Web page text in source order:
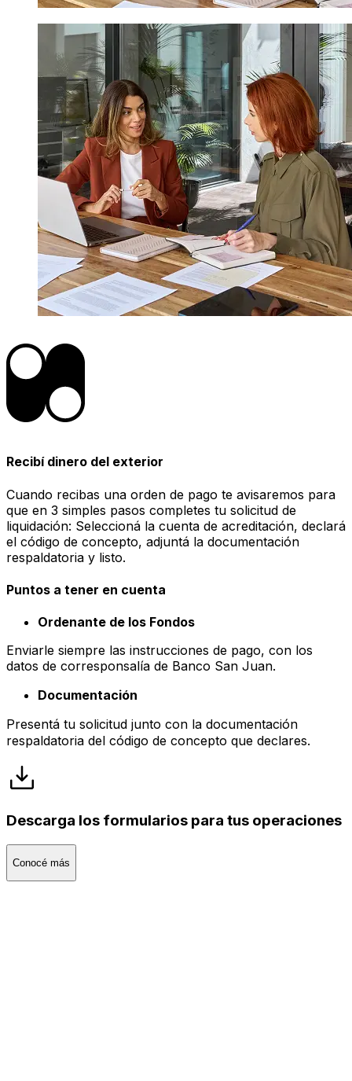
Recibí dinero del exterior
Cuando recibas una orden de pago te avisaremos para
que en 3 simples pasos completes tu solicitud de
liquidación: Seleccioná la cuenta de acreditación, declará
el código de concepto, adjuntá la documentación
respaldatoria y listo.
Puntos a tener en cuenta
Ordenante de los Fondos
Enviarle siempre las instrucciones de pago, con los
datos de corresponsalía de Banco San Juan.
Documentación
Presentá tu solicitud junto con la documentación
respaldatoria del código de concepto que declares.
Descarga los formularios para tus operaciones
Conocé más